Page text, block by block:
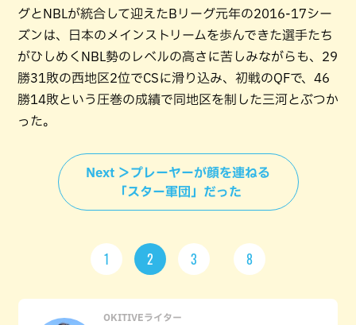
グとNBLが統合して迎えたBリーグ元年の2016-17シー
ズンは、日本のメインストリームを歩んできた選手たち
がひしめくNBL勢のレベルの高さに苦しみながらも、29
勝31敗の西地区2位でCSに滑り込み、初戦のQFで、46
勝14敗という圧巻の成績で同地区を制した三河とぶつか
った。
Next ＞プレーヤーが顔を連ねる
「スター軍団」だった
1 2 3 8
OKITIVEライター